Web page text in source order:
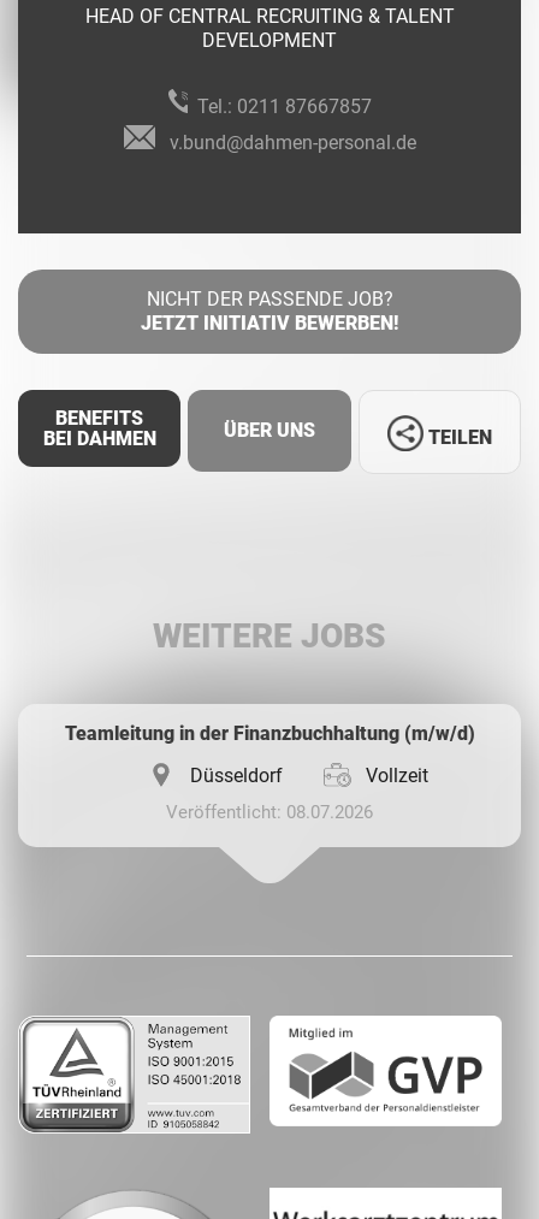
HEAD OF CENTRAL RECRUITING & TALENT
DEVELOPMENT
Tel.: 0211 87667857
v.bund@dahmen-personal.de
NICHT DER PASSENDE JOB?
JETZT INITIATIV BEWERBEN!
BENEFITS
BEI DAHMEN
ÜBER UNS TEILEN
WEITERE JOBS
Teamleitung in der Finanzbuchhaltung (m/w/d)
Düsseldorf
Vollzeit
Veröffentlicht: 08.07.2026